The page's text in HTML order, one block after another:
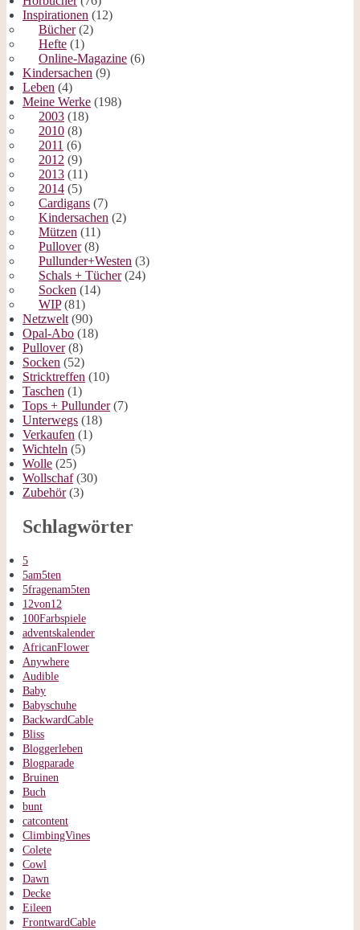
Inspirationen (12)
Bücher(2)
Hefte (1)
Online-Magazine (6)
Kindersachen (9)
Leben (4)
Meine Werke (198)
2003 (18)
2010 (8)
2011 (6)
2012 (9)
2013 (11)
2014 (5)
Cardigans (7)
Kindersachen (2)
Mützen (11)
Pullover(8)
Pullunder+Westen (3)
Schals + Tücher(24)
Socken (14)
WIP(81)
Netzwelt (90)
Opal-Abo (18)
Pullover(8)
Socken (52)
Stricktreffen (10)
Taschen (1)
Tops + Pullunder(7)
Unterwegs (18)
Verkaufen (1)
Wichteln (5)
Wolle (25)
Wollschaf(30)
Zubehör(3)
Schlagwörter
5
5am5ten
5fragenam5ten
12von12
100Farbspiele
adventskalender
AfricanFlower
Anywhere
Audible
Baby
Babyschuhe
BackwardCable
Bliss
Bloggerleben
Blogparade
Bruinen
Buch
bunt
catcontent
ClimbingVines
Colete
Cowl
Dawn
Decke
Eileen
FrontwardCable